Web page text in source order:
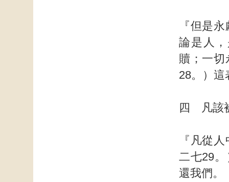
『但是
論是人
贖；一切
28。）這
四 凡該
『凡從
二七29
還我們。